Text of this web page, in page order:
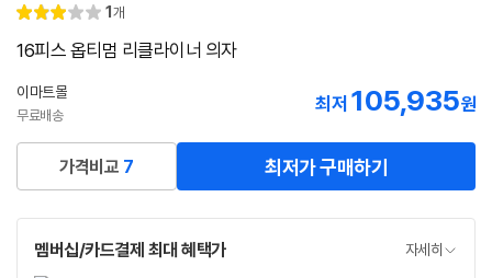
별
3.
리
1 개
16피스 옵티멈 리클라이너 의자
이마트몰
무료배송
최저 105,935원
가격비교 7 최저가 구매하기
멤버십/카드결제 최대 혜택가 자세히